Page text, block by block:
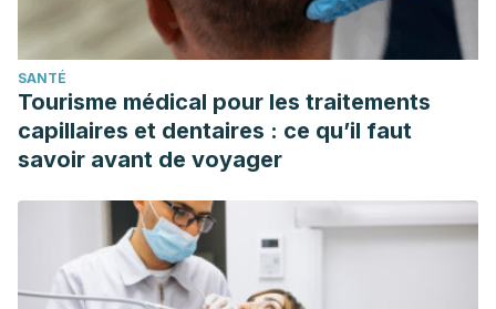
SANTÉ
Tourisme médical pour les traitements
capillaires et dentaires : ce qu’il faut
savoir avant de voyager